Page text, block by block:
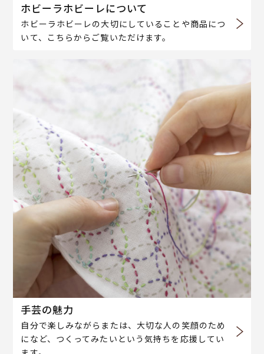
ホビーラホビーレについて
ホビーラホビーレの大切にしていることや商品につ
いて、こちらからご覧いただけます。
手芸の魅力
自分で楽しみながらまたは、大切な人の笑顔のため
になど、つくってみたいという気持ちを応援してい